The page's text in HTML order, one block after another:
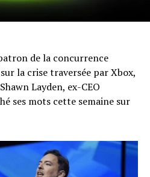
de la concurrence
la crise traversée par Xbox,
Layden, ex-CEO
ses mots cette semaine sur